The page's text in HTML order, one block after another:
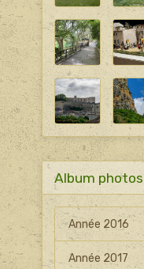
Album photos
Année 2016
Année 2017